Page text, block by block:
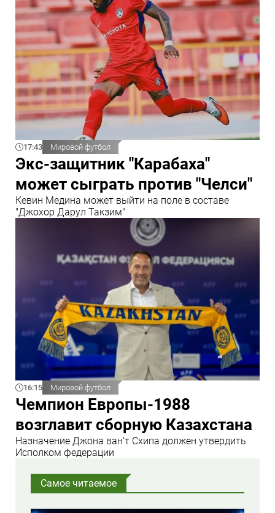
17:43 Мировой футбол
Экс-защитник "Карабаха"
может сыграть против "Челси"
Кевин Медина может выйти на поле в составе
"Джохор Дарул Такзим"
16:15 Мировой футбол
Чемпион Европы-1988
возглавит сборную Казахстана
Назначение Джона ван'т Схипа должен утвердить
Исполком федерации
Самое читаемое